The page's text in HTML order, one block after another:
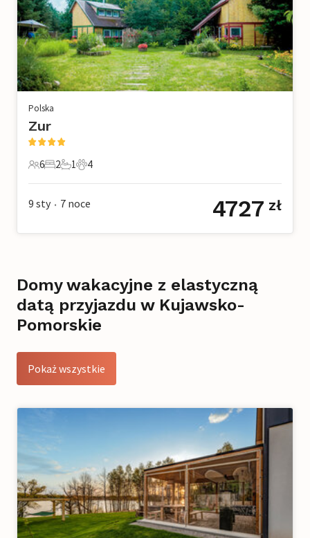
Polska
Zur
6 Goście
6
2 Sypialnie
2
1 Łazienka
1
4 Zwierzęta domowe
4
9 sty • 7 noce 4727 zł
Domy wakacyjne z elastyczną
datą przyjazdu w Kujawsko-
Pomorskie
Pokaż wszystkie